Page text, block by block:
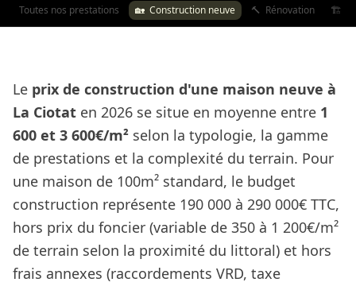
Toutes nos prestations 🏡 Construction neuve 🔨 Rénovation 🏗️
Le prix de construction d'une maison neuve à
La Ciotat en 2026 se situe en moyenne entre 1
600 et 3 600€/m² selon la typologie, la gamme
de prestations et la complexité du terrain. Pour
une maison de 100m² standard, le budget
construction représente 190 000 à 290 000€ TTC,
hors prix du foncier (variable de 350 à 1 200€/m²
de terrain selon la proximité du littoral) et hors
frais annexes (raccordements VRD, taxe